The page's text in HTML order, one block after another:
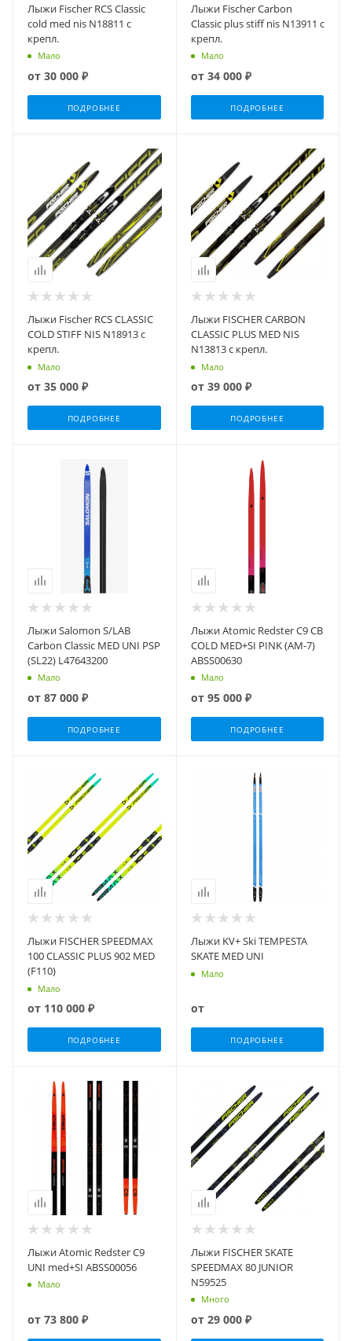
Лыжи Fischer RCS Classic
cold med nis N18811 с
крепл.
Мало
от 30 000 ₽
ПОДРОБНЕЕ
Лыжи Fischer Carbon
Classic plus stiff nis N13911 с
крепл.
Мало
от 34 000 ₽
ПОДРОБНЕЕ
Лыжи Fischer RCS CLASSIC
COLD STIFF NIS N18913 с
крепл.
Мало
от 35 000 ₽
ПОДРОБНЕЕ
Лыжи FISCHER CARBON
CLASSIC PLUS MED NIS
N13813 с крепл.
Мало
от 39 000 ₽
ПОДРОБНЕЕ
Лыжи Salomon S/LAB
Carbon Classic MED UNI PSP
(SL22) L47643200
Мало
от 87 000 ₽
ПОДРОБНЕЕ
Лыжи Atomic Redster C9 CB
COLD MED+SI PINK (AM-7)
ABSS00630
Мало
от 95 000 ₽
ПОДРОБНЕЕ
Лыжи FISCHER SPEEDMAX
100 CLASSIC PLUS 902 MED
(F110)
Мало
от 110 000 ₽
ПОДРОБНЕЕ
Лыжи KV+ Ski TEMPESTA
SKATE MED UNI
Мало
от
ПОДРОБНЕЕ
Лыжи Atomic Redster C9
UNI med+SI ABSS00056
Мало
от 73 800 ₽
Лыжи FISCHER SKATE
SPEEDMAX 80 JUNIOR
N59525
Много
от 29 000 ₽